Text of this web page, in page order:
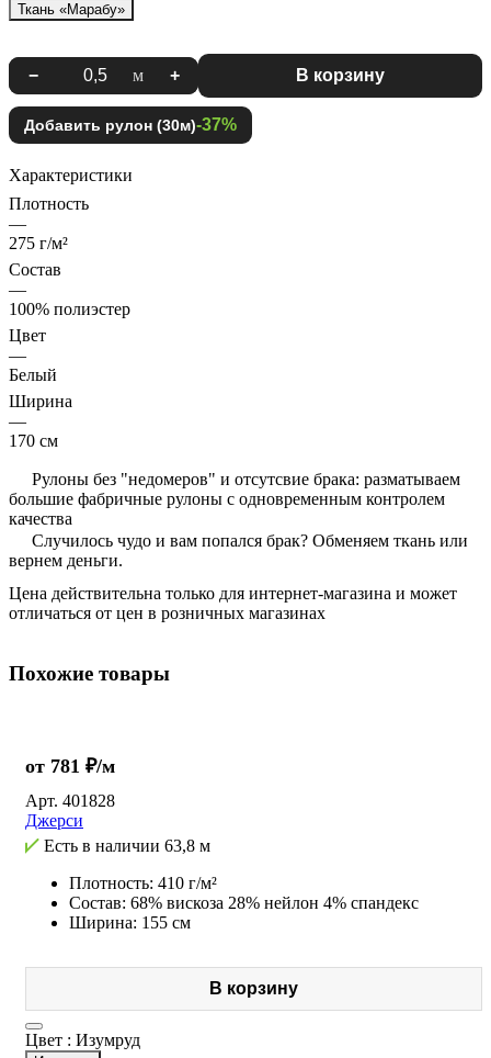
Ткань «Марабу»
− м + В корзину
Добавить рулон (30м)-37%
Характеристики
Плотность
—
275 г/м²
Состав
—
100% полиэстер
Цвет
—
Белый
Ширина
—
170 см
Рулоны без "недомеров" и отсутсвие брака: разматываем
большие фабричные рулоны с одновременным контролем
качества
Случилось чудо и вам попался брак? Обменяем ткань или
вернем деньги.
Цена действительна только для интернет-магазина и может
отличаться от цен в розничных магазинах
Похожие товары
от 781 ₽/м
Арт. 401828
Джерси
Есть в наличии 63,8 м
Плотность: 410 г/м²
Состав: 68% вискоза 28% нейлон 4% спандекс
Ширина: 155 см
В корзину
Цвет : Изумруд